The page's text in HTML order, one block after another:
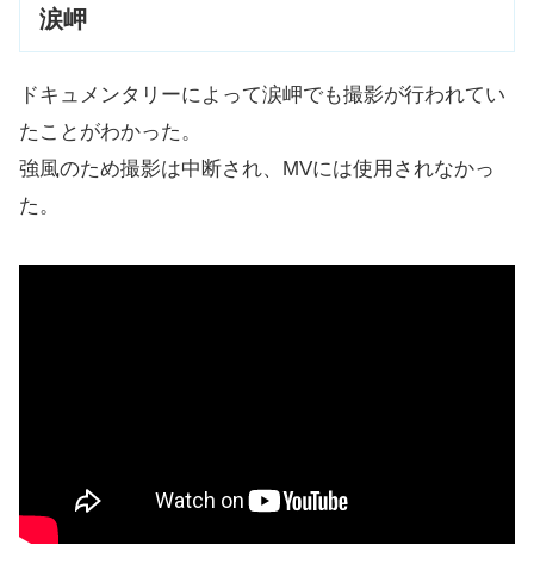
涙岬
ドキュメンタリーによって涙岬でも撮影が行われてい
たことがわかった。
強風のため撮影は中断され、MVには使用されなかっ
た。